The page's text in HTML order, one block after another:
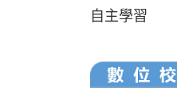
自主學習